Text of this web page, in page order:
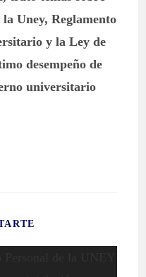
Uney, Reglamento
y la Ley de
desempeño de
universitario